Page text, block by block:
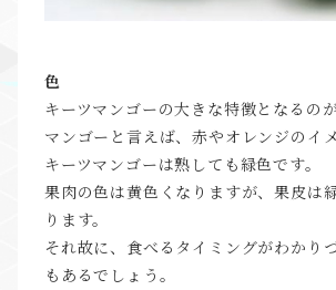
色
キーツマンゴーの大きな特徴となるの
マンゴーと言えば、赤やオレンジのイ
キーツマンゴーは熟しても緑色です。
果肉の色は黄色くなりますが、果皮は
ります。
それ故に、食べるタイミングがわかり
もあるでしょう。